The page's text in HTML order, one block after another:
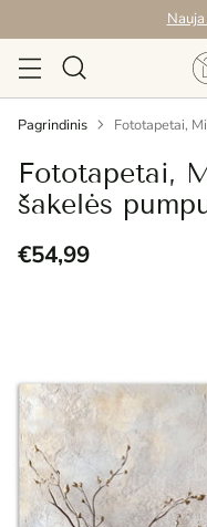
Pagrindinis Fototapetai,
Fototapetai,
šakelės
Reguliari
€54,99